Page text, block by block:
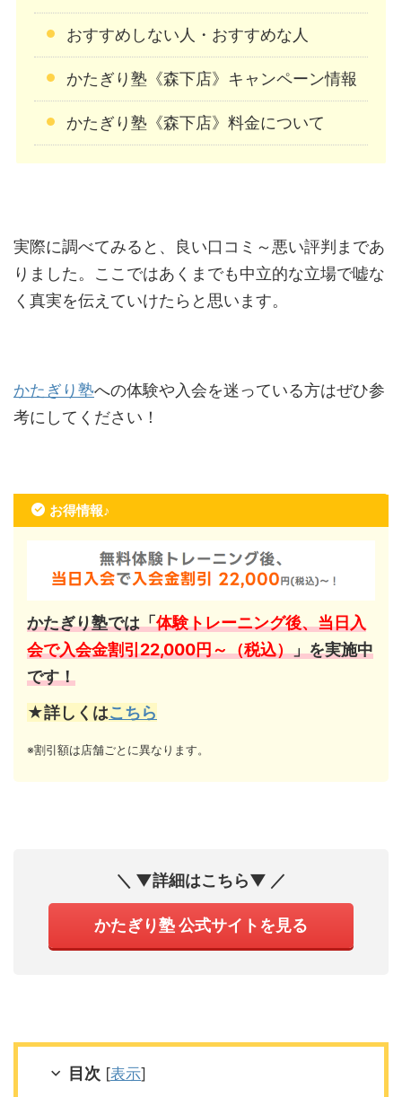
おすすめしない人・おすすめな人
かたぎり塾《森下店》キャンペーン情報
かたぎり塾《森下店》料金について
実際に調べてみると、良い口コミ～悪い評判まであ
りました。ここではあくまでも中立的な立場で嘘な
く真実を伝えていけたらと思います。
かたぎり塾への体験や入会を迷っている方はぜひ参
考にしてください！
お得情報♪
かたぎり塾では「体験トレーニング後、当日入
会で入会金割引22,000円～（税込）」を実施中
です！
★詳しくはこちら
※割引額は店舗ごとに異なります。
＼ ▼詳細はこちら▼ ／
かたぎり塾 公式サイトを見る
目次 [表示]